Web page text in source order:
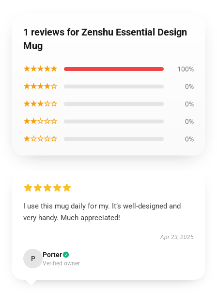
1 reviews for Zenshu Essential Design
Mug
★★★★★ 100%
★★★★☆ 0%
★★★☆☆ 0%
★★☆☆☆ 0%
★☆☆☆☆ 0%
I use this mug daily for my. It’s well-designed and
very handy. Much appreciated!
Apr 23, 2025
P Porter
Verified owner